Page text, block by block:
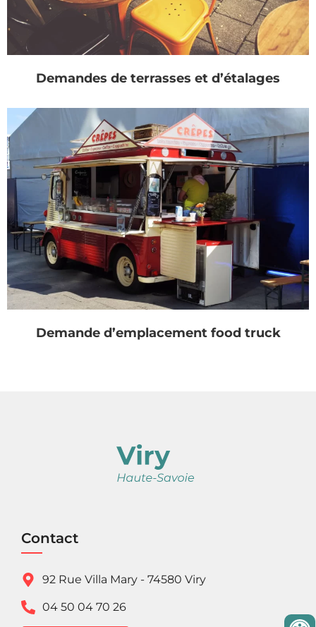
Demandes de terrasses et d’étalages
Demande d’emplacement food truck
Contact
92 Rue Villa Mary - 74580 Viry
04 50 04 70 26